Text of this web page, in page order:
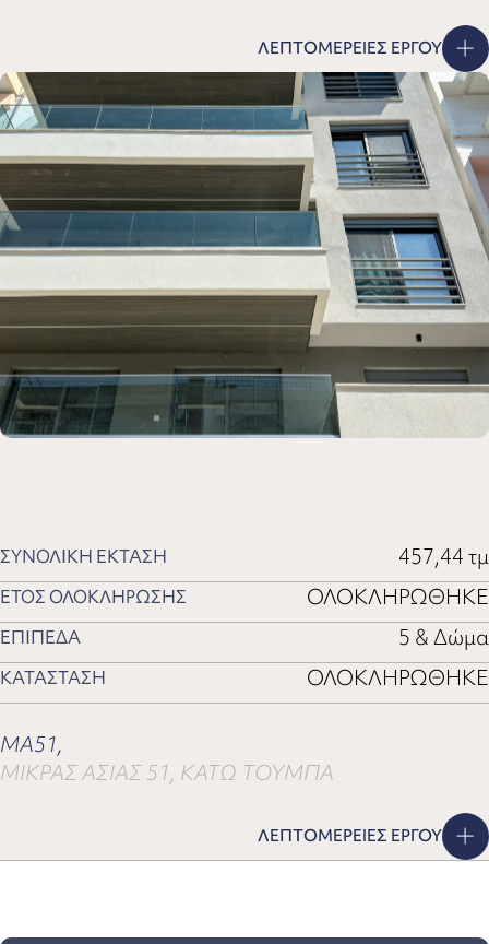
ΛΕΠΤΟΜΕΡΕΙΕΣ ΕΡΓΟΥ
ΣΥΝΟΛΙΚΗ ΕΚΤΑΣΗ 457,44 τμ
ΕΤΟΣ ΟΛΟΚΛΗΡΩΣΗΣ ΟΛΟΚΛΗΡΩΘΗΚΕ
ΕΠΙΠΕΔΑ 5 & Δώμα
ΚΑΤΑΣΤΑΣΗ ΟΛΟΚΛΗΡΩΘΗΚΕ
MA51,
ΜΙΚΡΑΣ ΑΣΙΑΣ 51, ΚΑΤΩ ΤΟΥΜΠΑ
ΛΕΠΤΟΜΕΡΕΙΕΣ ΕΡΓΟΥ